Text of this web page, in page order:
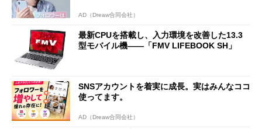
AD（Dreaw合同会社）
最新CPUを搭載し、入力環境を改善した13.3
型モバイル機――「FMV LIFEBOOK SH」
SNSアカウントを着実に成長。実はみんなココ
使ってます。
AD（Dreaw合同会社）